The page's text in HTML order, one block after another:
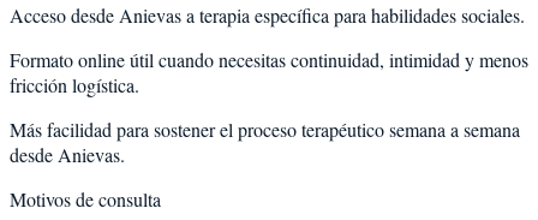
Acceso desde Anievas a terapia específica para habilidades sociales.
Formato online útil cuando necesitas continuidad, intimidad y menos
fricción logística.
Más facilidad para sostener el proceso terapéutico semana a semana
desde Anievas.
Motivos de consulta